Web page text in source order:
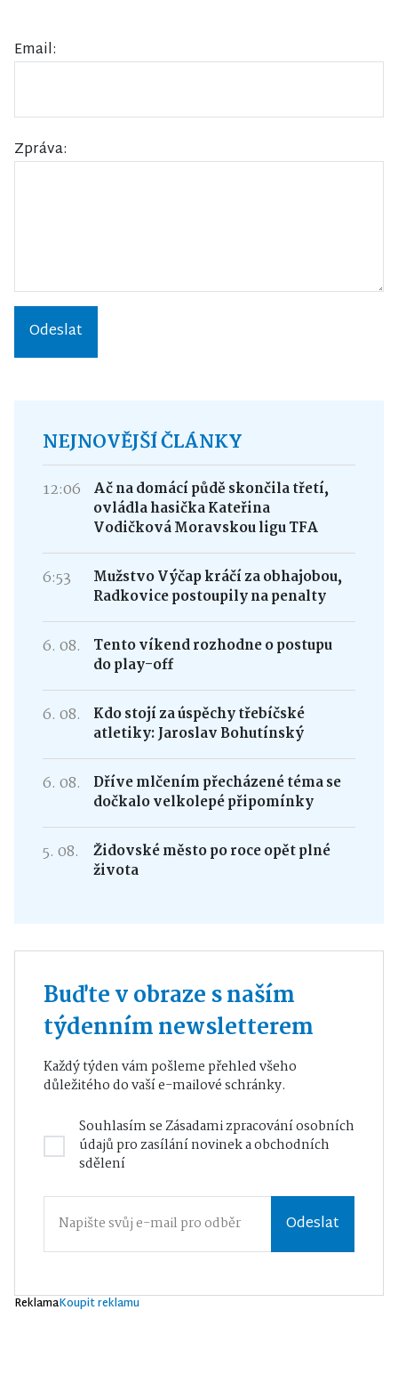
Email:
Zpráva:
Odeslat
NEJNOVĚJŠÍ ČLÁNKY
12:06
Ač na domácí půdě skončila třetí,
ovládla hasička Kateřina
Vodičková Moravskou ligu TFA
6:53
Mužstvo Výčap kráčí za obhajobou,
Radkovice postoupily na penalty
6. 08.
Tento víkend rozhodne o postupu
do play-off
6. 08.
Kdo stojí za úspěchy třebíčské
atletiky: Jaroslav Bohutínský
6. 08.
Dříve mlčením přecházené téma se
dočkalo velkolepé připomínky
5. 08.
Židovské město po roce opět plné
života
Buďte v obraze s naším
týdenním newsletterem
Každý týden vám pošleme přehled všeho
důležitého do vaší e-mailové schránky.
Souhlasím seZásadami zpracování osobních
údajůpro zasílání novinek a obchodních
sdělení
Odeslat
ReklamaKoupit reklamu